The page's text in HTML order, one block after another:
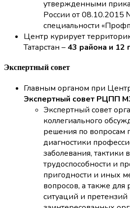
утвержденными
России от 08.10.2015
специальности
Центр курирует
Татарстан – 43 района и 12
Экспертный совет
Главным органом при
Экспертный совет РЦПП
Экспертный совет
коллегиального
решения по вопросам
диагностики
заболевания, тактики
трудоспособности и
пригодности и иных
вопросов, а также
ситуаций и